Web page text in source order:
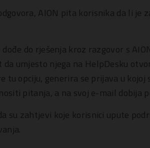
AION pita korisnika da li je
do rješenja kroz razgovor s
da umjesto njega na HelpDesku
tu opciju, generira se prijava u
pitanja, a na svoj e-mail dobija
su zahtjevi koje korisnici upute